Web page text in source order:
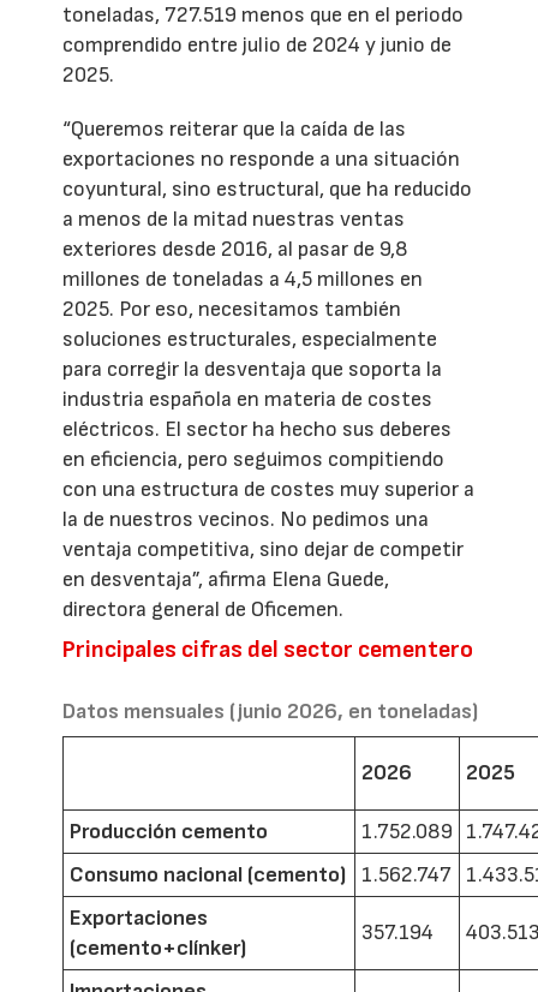
toneladas, 727.519 menos que en el periodo
comprendido entre julio de 2024 y junio de
2025.
“Queremos reiterar que la caída de las
exportaciones no responde a una situación
coyuntural, sino estructural, que ha reducido
a menos de la mitad nuestras ventas
exteriores desde 2016, al pasar de 9,8
millones de toneladas a 4,5 millones en
2025. Por eso, necesitamos también
soluciones estructurales, especialmente
para corregir la desventaja que soporta la
industria española en materia de costes
eléctricos. El sector ha hecho sus deberes
en eficiencia, pero seguimos compitiendo
con una estructura de costes muy superior a
la de nuestros vecinos. No pedimos una
ventaja competitiva, sino dejar de competir
en desventaja”, afirma Elena Guede,
directora general de Oficemen.
Principales cifras del sector cementero
Datos mensuales (junio 2026, en toneladas)
2026 2025
Producción cemento 1.752.089
Consumo nacional (cemento)
1.562.747
Exportaciones
(cemento+clínker)
357.194